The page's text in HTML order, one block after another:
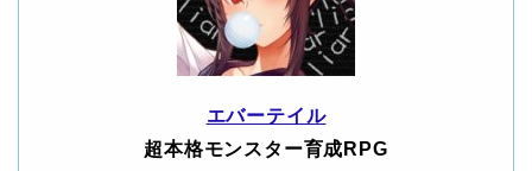
エバーテイル
超本格モンスター育成RPG